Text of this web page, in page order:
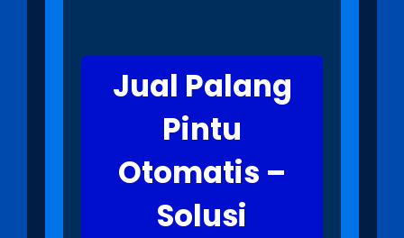
Jual Palang
Pintu
Otomatis –
Solusi